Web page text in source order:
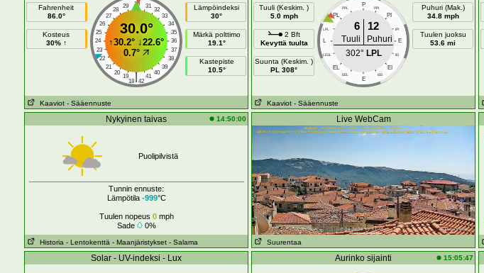
Fahrenheit
86.0°
Kosteus
30% ↑
30
29 31
28
32
27
33
26
34
25
35
24
36
23
37
22
38
21
39
20
40
19 41
|
18 42
30.0°
↑30.2° ↓22.6°
0.7°
Lämpöindeksi
30°
Märkä polttimo
19.1°
Kastepiste
10.5°
Kaaviot - Sääennuste
Tuuli (Keskim. )
5.0 mph
2 Bft
Kevyttä tuulta
Suunta (Keskim. )
PL 308°
P
PPL PPI
PL PI
LPL IPI
L E
LESL IEI
EL EI
EEL EEI
E
6 12
Tuuli
Puhuri
302° LPL
Puhuri (Mak.)
34.8 mph
Tuulen juoksu
53.6 mi
Kaaviot - Sääennuste
Nykyinen taivas 14:50:00
Puolipilvistä
Tunnin ennuste:
Lämpötila -999°C
Tuulen nopeus 0mph
Sade
0%
Historia - Lentokenttä - Maanjäristykset - Salama
Live WebCam
Suurentaa
Solar - UV-indeksi - Lux Aurinko sijainti 15:05:47